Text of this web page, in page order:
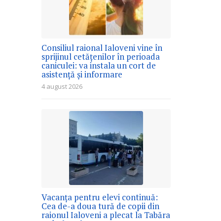
Consiliul raional Ialoveni vine în
sprijinul cetățenilor în perioada
caniculei: va instala un cort de
asistență și informare
4 august 2026
Vacanța pentru elevi continuă:
Cea de-a doua tură de copii din
raionul Ialoveni a plecat la Tabăra